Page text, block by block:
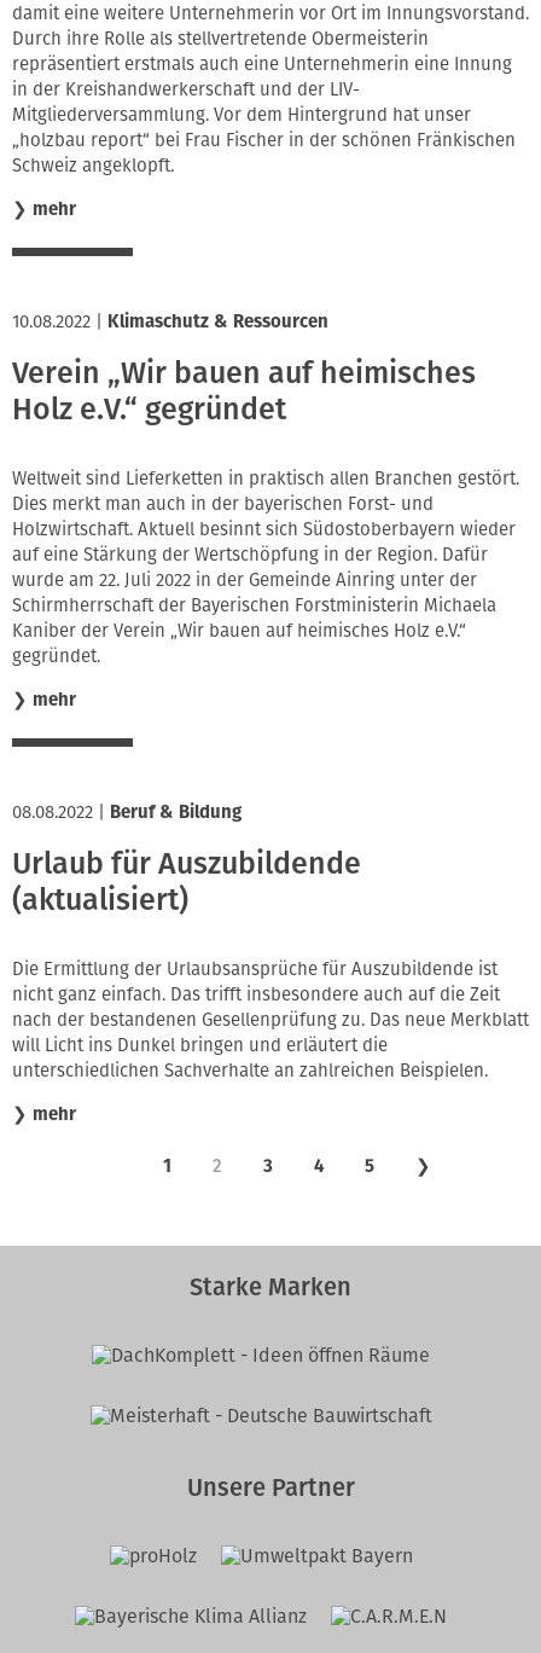
damit eine weitere Unternehmerin vor Ort im Innungsvorstand.
Durch ihre Rolle als stellvertretende Obermeisterin
repräsentiert erstmals auch eine Unternehmerin eine Innung
in der Kreishandwerkerschaft und der LIV-
Mitgliederversammlung. Vor dem Hintergrund hat unser
„holzbau report“ bei Frau Fischer in der schönen Fränkischen
Schweiz angeklopft.
❯ mehr
10.08.2022 Klimaschutz & Ressourcen
Verein „Wir bauen auf heimisches
Holz e.V.“ gegründet
Weltweit sind Lieferketten in praktisch allen Branchen gestört.
Dies merkt man auch in der bayerischen Forst- und
Holzwirtschaft. Aktuell besinnt sich Südostoberbayern wieder
auf eine Stärkung der Wertschöpfung in der Region. Dafür
wurde am 22. Juli 2022 in der Gemeinde Ainring unter der
Schirmherrschaft der Bayerischen Forstministerin Michaela
Kaniber der Verein „Wir bauen auf heimisches Holz e.V.“
gegründet.
❯ mehr
08.08.2022 Beruf & Bildung
Urlaub für Auszubildende
(aktualisiert)
Die Ermittlung der Urlaubsansprüche für Auszubildende ist
nicht ganz einfach. Das trifft insbesondere auch auf die Zeit
nach der bestandenen Gesellenprüfung zu. Das neue Merkblatt
will Licht ins Dunkel bringen und erläutert die
unterschiedlichen Sachverhalte an zahlreichen Beispielen.
❯ mehr
1 2 3 4 5 ❯
Starke Marken
Unsere Partner